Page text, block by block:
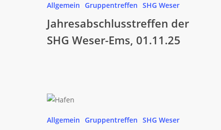
SHG
Weser-
Ems,
Allgemein Gruppentreffen SHG Weser
Jahresabschlusstreffen der
SHG Weser-Ems, 01.11.25
SHG
Ems,
Allgemein Gruppentreffen SHG Weser